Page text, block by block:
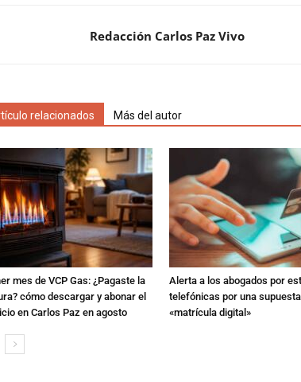
Redacción Carlos Paz Vivo
relacionados Más del autor
mes de VCP Gas: ¿Pagaste la
cómo descargar y abonar el
en Carlos Paz en agosto
Alerta a los abogados por
telefónicas por una supuesta
«matrícula digital»